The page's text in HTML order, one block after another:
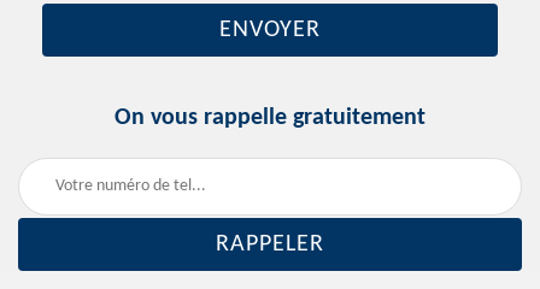
On vous rappelle gratuitement